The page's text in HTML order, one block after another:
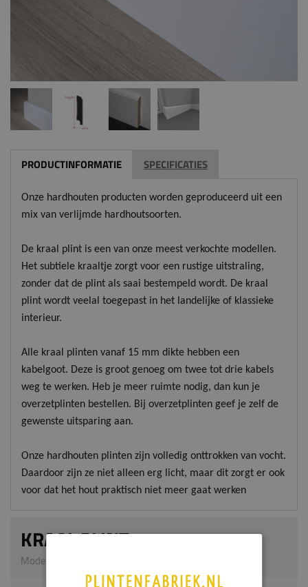
PRODUCTINFORMATIE SPECIFICATIES
Onze hardhouten producten worden geproduceerd uit een
mix van verlijmde hardhoutsoorten.
De kraal plint is een van onze meest verkochte modellen.
Het subtiele kraaltje zorgt voor een rustige uitstraling,
zonder dat de plint als saai bestempeld wordt. De kraal
plint wordt veelal toegepast in het landelijke of klassieke
interieur.
Alle kraal plinten vanaf 15 mm dikte hebben een
kabelgoot. Deze is groot genoeg om twee tot drie kabels
weg te werken. Heb je meer ruimte nodig, dan kun je
overzetplinten bestellen. Bij overzetplinten geef je zelf de
gewenste uitsparing aan.
Onze hardhouten plinten zijn volledig onttrokken van vocht.
Daardoor zijn ze niet alleen erg licht, maar dit zorgt er ook
voor dat het hout praktisch niet meer gaat werken
KRAAL PLINT
Model 1202 | 18 x 120 mm | Hardhout